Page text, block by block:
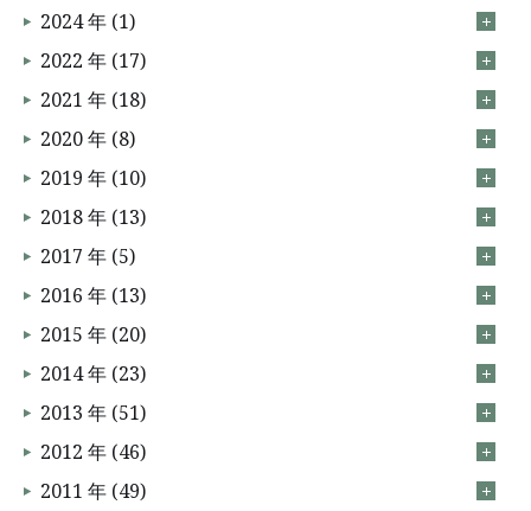
2024 年 (1)
2022 年 (17)
2021 年 (18)
2020 年 (8)
2019 年 (10)
2018 年 (13)
2017 年 (5)
2016 年 (13)
2015 年 (20)
2014 年 (23)
2013 年 (51)
2012 年 (46)
2011 年 (49)